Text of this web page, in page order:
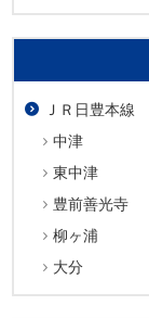
ＪＲ日豊本線
中津
東中津
豊前善光寺
柳ヶ浦
大分